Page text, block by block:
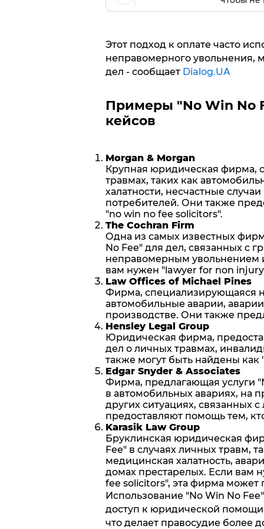
Этот подход к оплате часто
неправомерного увольнения,
дел - сообщает Dialog.UA
Примеры "No Win No
кейсов
Morgan & Morgan
Крупная юридическая фирма,
травмах, таких как
халатности, несчастные
потребителей. Они также
"no win no fee solicitors".
The Cochran Firm
Одна из самых известных
No Fee" для дел, связанных с
неправомерным увольнением
вам нужен "lawyer for non
Law Offices of Michael Pines
Фирма, специализирующаяся
автомобильные аварии,
производстве. Они также
Hensley Legal Group
Юридическая фирма,
дел о личных травмах,
также могут быть найдены
Edgar Snyder & Associates
Фирма, предлагающая услуги
в автомобильных авариях, на
других ситуациях, связанных
предоставляют помощь тем,
Karasik Law Group
Бруклинская юридическая
Fee" в случаях личных травм,
медицинская халатность,
домах престарелых. Если вам
fee solicitors", эта фирма может
Использование "No Win No
доступ к юридической
что делает правосудие более